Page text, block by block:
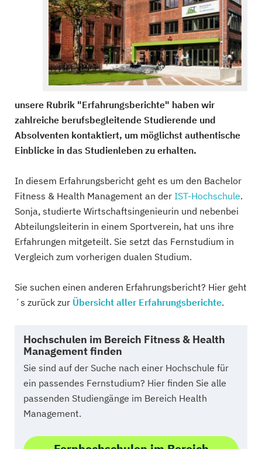
unsere Rubrik "Erfahrungsberichte" haben wir
zahlreiche berufsbegleitende Studierende und
Absolventen kontaktiert, um möglichst authentische
Einblicke in das Studienleben zu erhalten.
In diesem Erfahrungsbericht geht es um den Bachelor
Fitness & Health Management an der IST-Hochschule.
Sonja, studierte Wirtschaftsingenieurin und nebenbei
Abteilungsleiterin in einem Sportverein, hat uns ihre
Erfahrungen mitgeteilt. Sie setzt das Fernstudium in
Vergleich zum vorherigen dualen Studium.
Sie suchen einen anderen Erfahrungsbericht? Hier geht
´s zurück zur Übersicht aller Erfahrungsberichte.
Hochschulen im Bereich Fitness & Health
Management finden
Sie sind auf der Suche nach einer Hochschule für
ein passendes Fernstudium? Hier finden Sie alle
passenden Studiengänge im Bereich Health
Management.